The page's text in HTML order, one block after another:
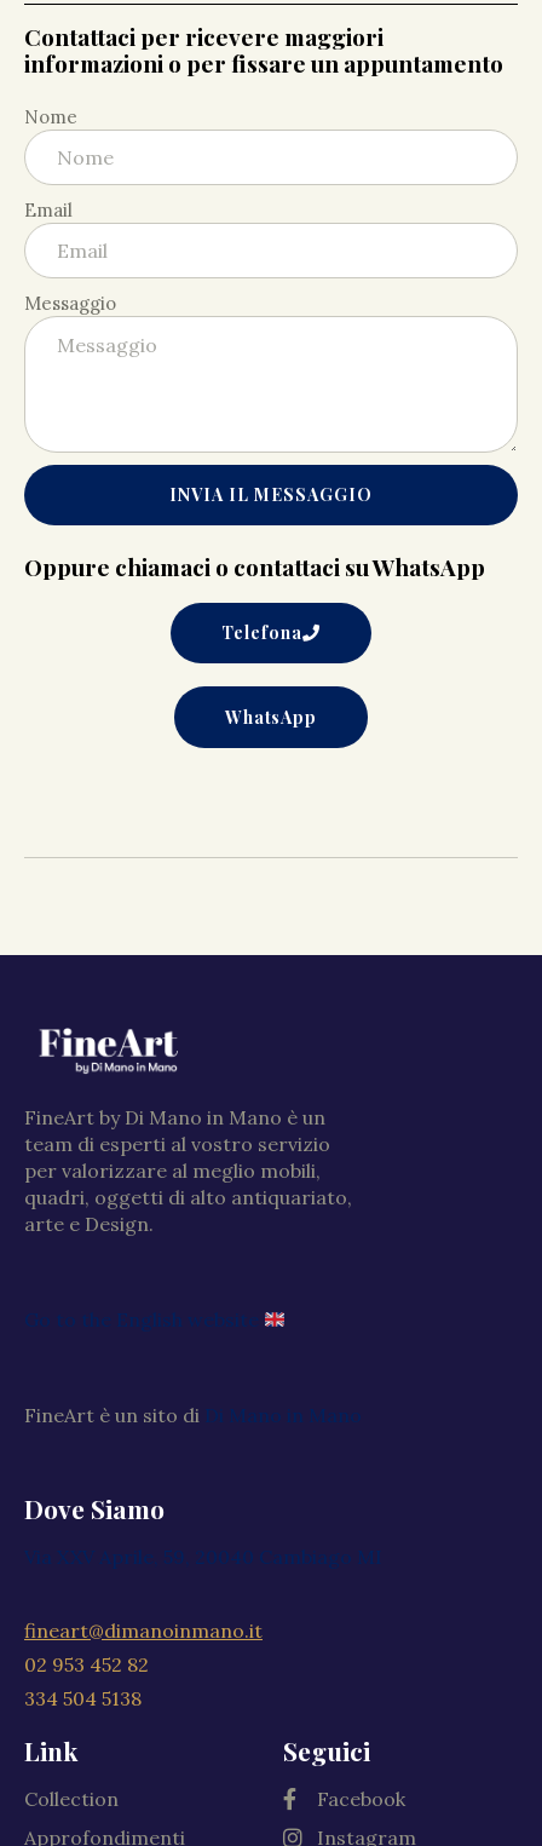
Contattaci per ricevere maggiori
informazioni o per fissare un appuntamento
Nome
Email
Messaggio
INVIA IL MESSAGGIO
Oppure chiamaci o contattaci su WhatsApp
Telefona
WhatsApp
FineArt by Di Mano in Mano è un
team di esperti al vostro servizio
per valorizzare al meglio mobili,
quadri, oggetti di alto antiquariato,
arte e Design.
Go to the English website
FineArt è un sito di Di Mano in Mano
Dove Siamo
Via XXV Aprile, 59, 20040 Cambiago MI
fineart@dimanoinmano.it
02 953 452 82
334 504 5138
Link
Collection
Approfondimenti
Seguici
Facebook
Instagram